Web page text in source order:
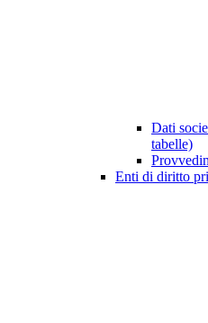
Dati
tabelle)
Enti di diritto